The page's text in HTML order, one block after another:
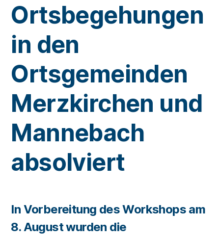
Ortsbegehungen
in den
Ortsgemeinden
Merzkirchen und
Mannebach
absolviert
In Vorbereitung des Workshops am
8. August wurden die